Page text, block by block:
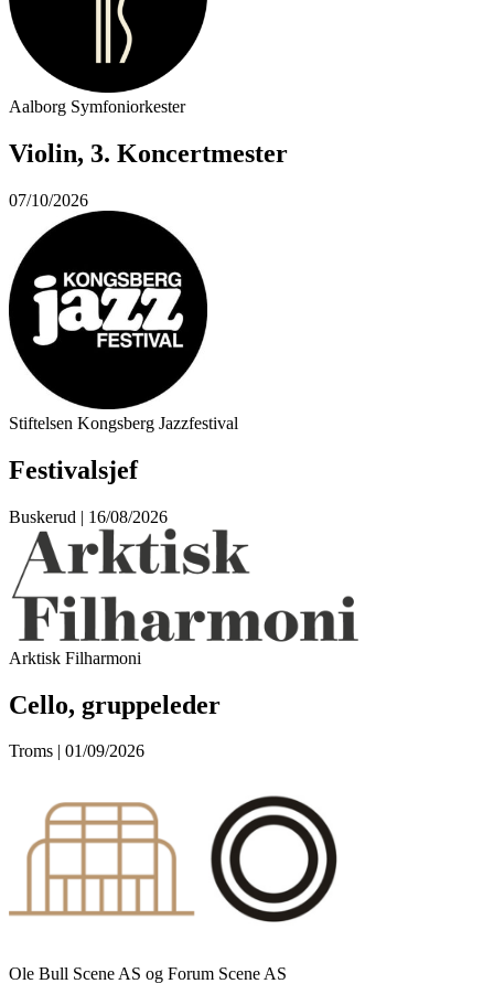
Aalborg Symfoniorkester
Violin, 3. Koncertmester
07/10/2026
Stiftelsen Kongsberg Jazzfestival
Festivalsjef
Buskerud | 16/08/2026
Arktisk Filharmoni
Cello, gruppeleder
Troms | 01/09/2026
Ole Bull Scene AS og Forum Scene AS